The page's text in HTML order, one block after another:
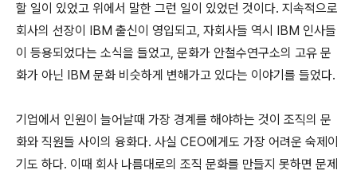
할 일이 있었고 위에서 말한 그런 일이 있었던 것이다. 지속적으로
회사의 선장이 IBM 출신이 영입되고, 자회사들 역시 IBM 인사들
이 등용되었다는 소식을 들었고, 문화가 안철수연구소의 고유 문
화가 아닌 IBM 문화 비슷하게 변해가고 있다는 이야기를 들었다.
기업에서 인원이 늘어날때 가장 경계를 해야하는 것이 조직의 문
화와 직원들 사이의 융화다. 사실 CEO에게도 가장 어려운 숙제이
기도 하다. 이때 회사 나름대로의 조직 문화를 만들지 못하면 문제